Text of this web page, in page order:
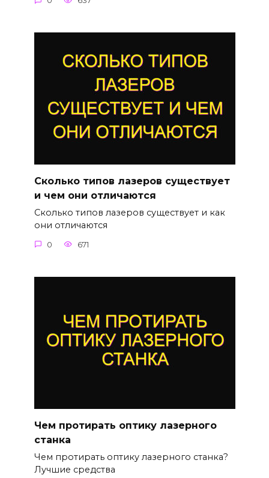
Сколько типов лазеров существует
и чем они отличаются
Сколько типов лазеров существует и как
они отличаются
0 671
Чем протирать оптику лазерного
станка
Чем протирать оптику лазерного станка?
Лучшие средства